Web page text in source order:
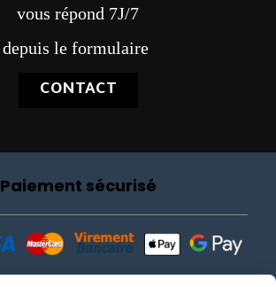
vous répond 7J/7
depuis le formulaire
CONTACT
Paiement sécurisé